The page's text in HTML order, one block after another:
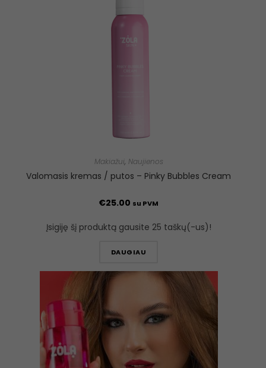
Makiažui, Naujienos
Valomasis kremas / putos – Pinky Bubbles Cream
€25.00 su PVM
Įsigiję šį produktą gausite 25 taškų(-us)!
DAUGIAU